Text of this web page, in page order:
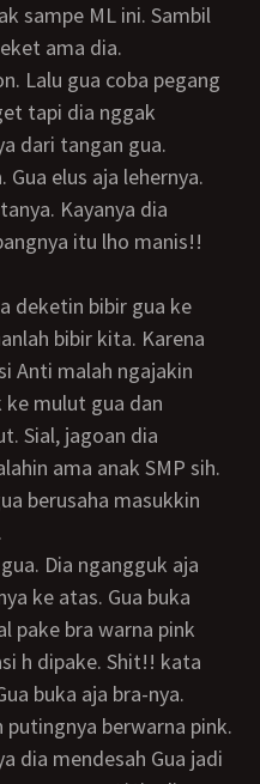
sampe ML ini. Sambil
ama dia.
tapi dia nggak
dari tangan gua.
elus aja lehernya.
Kayanya dia
itu lho manis!!
bibir kita. Karena
Anti malah ngajakin
ke mulut gua dan
Sial, jagoan dia
ama anak SMP sih.
berusaha masukkin
ke atas. Gua buka
pake bra warna pink
h dipake. Shit!! kata
buka aja bra-nya.
berwarna pink.